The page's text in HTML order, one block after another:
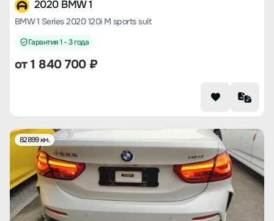
2020 BMW 1
BMW 1 Series 2020 120i M sports suit
Гарантия 1 - 3 года
от1 840 700₽
82899 км.